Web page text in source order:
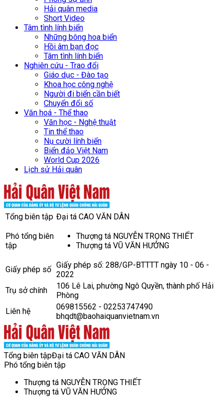
Hải quân media
Short Video
Tâm tình lính biển
Những bông hoa biển
Hồi âm bạn đọc
Tâm tình lính biển
Nghiên cứu - Trao đổi
Giáo dục - Đào tạo
Khoa học công nghệ
Người đi biển cần biết
Chuyển đổi số
Văn hoá - Thể thao
Văn học - Nghệ thuật
Tin thể thao
Nụ cười lính biển
Biển đảo Việt Nam
World Cup 2026
Lịch sử Hải quân
Tổng biên tập Đại tá CAO VĂN DÂN
Phó tổng biên
tập
Thượng tá NGUYỄN TRỌNG THIẾT
Thượng tá VŨ VĂN HƯỞNG
Giấy phép số Giấy phép số: 288/GP-BTTTT ngày 10 - 06 -
2022
Trụ sở chính
106 Lê Lai, phường Ngô Quyền, thành phố Hải
Phòng
Liên hệ
069815562 - 02253747490
bhqdt@baohaiquanvietnam.vn
Tổng biên tậpĐại tá CAO VĂN DÂN
Phó tổng biên tập
Thượng tá NGUYỄN TRỌNG THIẾT
Thượng tá VŨ VĂN HƯỞNG